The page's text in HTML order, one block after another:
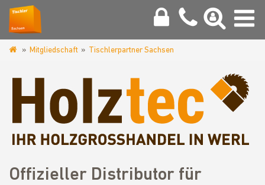
Mitgliedschaft Tischlerpartner Sachsen
Offizieller Distributor für